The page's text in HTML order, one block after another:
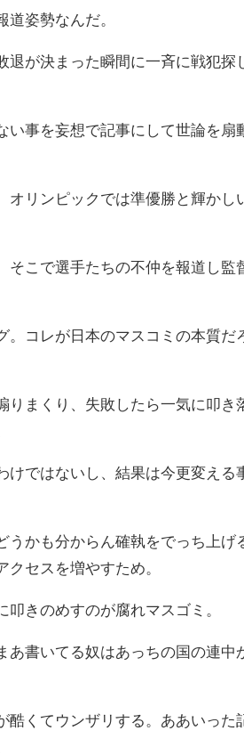
姿勢なんだ。
退が決まった瞬間に一斉に戦犯探
事を妄想で記事にして世論を扇
リンピックでは準優勝と輝かし
そこで選手たちの不仲を報道し監
コレが日本のマスコミの本質だ
りまくり、失敗したら一気に叩き
ではないし、結果は今更変える
うかも分からん確執をでっち上げ
セスを増やすため。
きのめすのが腐れマスゴミ。
書いてる奴はあっちの国の連中
酷くてウンザリする。ああいった